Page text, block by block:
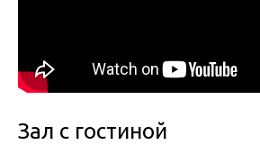
Зал с гостиной